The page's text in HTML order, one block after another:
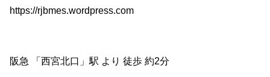
https://rjbmes.wordpress.com
阪急 「西宮北口」駅 より 徒歩 約2分